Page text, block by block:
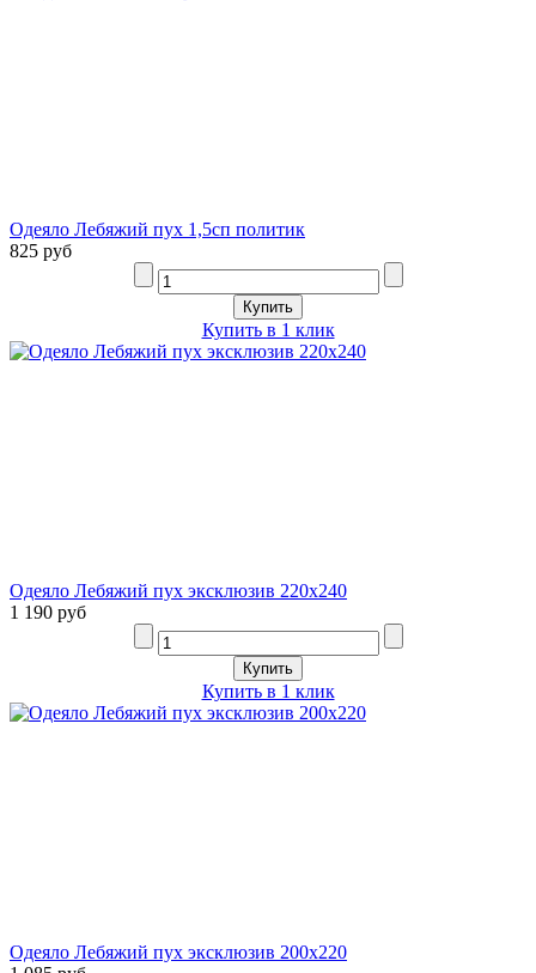
Одеяло Лебяжий пух 1,5сп политик
825 руб
Купить в 1 клик
Одеяло Лебяжий пух эксклюзив 220х240
1 190 руб
Купить в 1 клик
Одеяло Лебяжий пух эксклюзив 200х220